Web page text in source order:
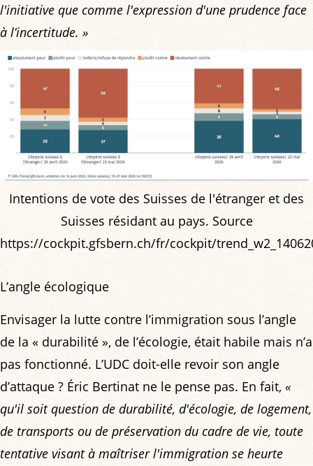
l'initiative que comme l'expression d'une prudence face
à l’incertitude. »
Intentions de vote des Suisses de l'étranger et des
Suisses résidant au pays. Source
https://cockpit.gfsbern.ch/fr/cockpit/
L’angle écologique
Envisager la lutte contre l’immigration sous l’angle
de la « durabilité », de l’écologie, était habile mais n’a
pas fonctionné. L’UDC doit-elle revoir son angle
d’attaque ? Éric Bertinat ne le pense pas. En fait, «
qu'il soit question de durabilité, d'écologie, de logement,
de transports ou de préservation du cadre de vie, toute
tentative visant à maîtriser l'immigration se heurte